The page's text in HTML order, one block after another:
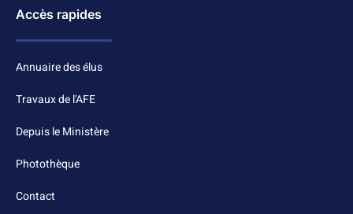
Accès rapides
Annuaire des élus
Travaux de l'AFE
Depuis le Ministère
Photothèque
Contact